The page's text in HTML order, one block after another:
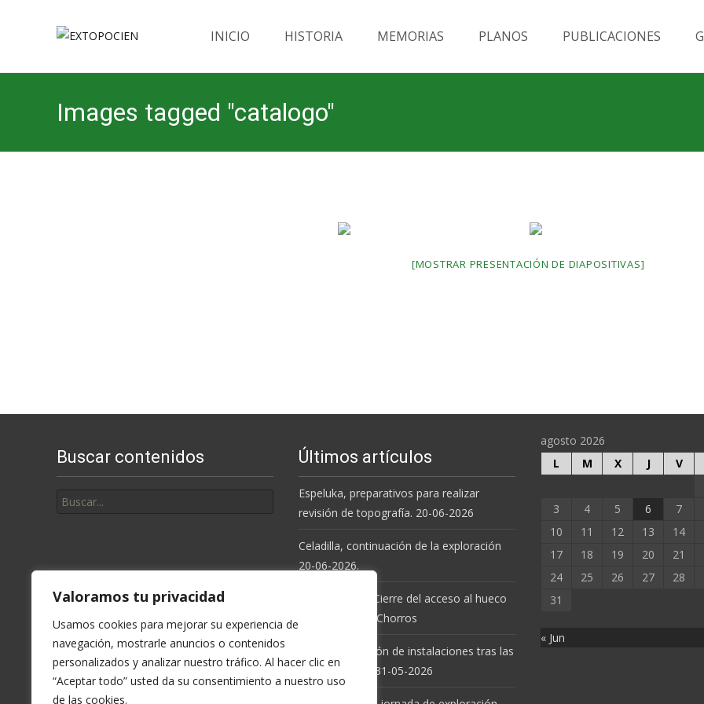
Valoramos tu privacidad
Usamos cookies para mejorar su experiencia de
navegación, mostrarle anuncios o contenidos
personalizados y analizar nuestro tráfico. Al hacer clic en
“Aceptar todo” usted da su consentimiento a nuestro uso
de las cookies.
INICIO HISTORIA MEMORIAS PLANOS PUBLICACIONES
Images tagged "catalogo"
[MOSTRAR PRESENTACIÓN DE DIAPOSITIVAS]
Buscar contenidos
por:
Últimos artículos
Espeluka, preparativos para realizar
revisión de topografía. 20-06-2026
Celadilla, continuación de la exploración
20-06-2026.
Resolución de Cierre del acceso al hueco
de la Cueva de Chorros
Espeluka, revisión de instalaciones tras las
últimas lluvias. 31-05-2026
agosto 2026
L
M X J V
3
4 5 6 7
10
11 12 13 14
17
18 19 20 21
24
25 26 27 28
31
« Jun